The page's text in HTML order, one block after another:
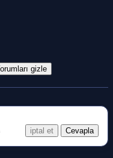
gizle
iptal et Cevapla